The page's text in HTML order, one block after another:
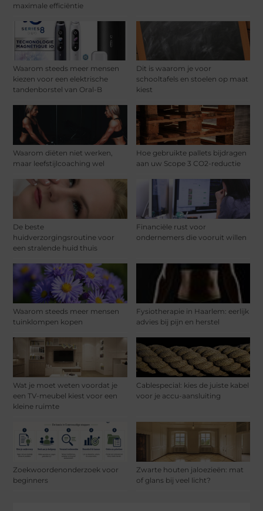
maximale efficiëntie
Waarom steeds meer mensen
kiezen voor een elektrische
tandenborstel van Oral-B
Dit is waarom je voor
schooltafels en stoelen op maat
kiest
Waarom diëten niet werken,
maar leefstijlcoaching wel
Hoe gebruikte pallets bijdragen
aan uw Scope 3 CO2-reductie
De beste
huidverzorgingsroutine voor
een stralende huid thuis
Financiële rust voor
ondernemers die vooruit willen
Waarom steeds meer mensen
tuinklompen kopen
Fysiotherapie in Haarlem: eerlijk
advies bij pijn en herstel
Wat je moet weten voordat je
een TV-meubel kiest voor een
kleine ruimte
Cablespecial: kies de juiste kabel
voor je accu-aansluiting
Zoekwoordenonderzoek voor
beginners
Zwarte houten jaloezieën: mat
of glans bij veel licht?